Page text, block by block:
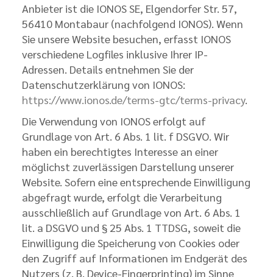
Anbieter ist die IONOS SE, Elgendorfer Str. 57,
56410 Montabaur (nachfolgend IONOS). Wenn
Sie unsere Website besuchen, erfasst IONOS
verschiedene Logfiles inklusive Ihrer IP-
Adressen. Details entnehmen Sie der
Datenschutzerklärung von IONOS:
https://www.ionos.de/terms-gtc/terms-privacy.
Die Verwendung von IONOS erfolgt auf
Grundlage von Art. 6 Abs. 1 lit. f DSGVO. Wir
haben ein berechtigtes Interesse an einer
möglichst zuverlässigen Darstellung unserer
Website. Sofern eine entsprechende Einwilligung
abgefragt wurde, erfolgt die Verarbeitung
ausschließlich auf Grundlage von Art. 6 Abs. 1
lit. a DSGVO und § 25 Abs. 1 TTDSG, soweit die
Einwilligung die Speicherung von Cookies oder
den Zugriff auf Informationen im Endgerät des
Nutzers (z. B. Device-Fingerprinting) im Sinne